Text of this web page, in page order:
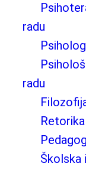
radu
radu
Retorika
Školska